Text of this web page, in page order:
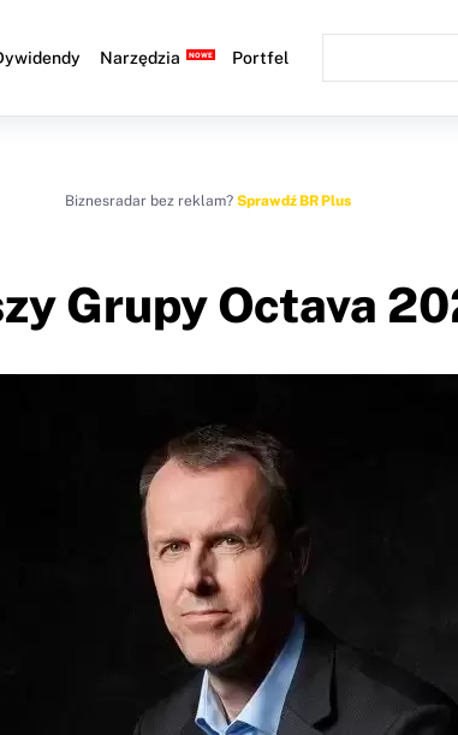
Narzędzia Portfel
Biznesradar bez reklam? Sprawdź BR Plus
Grupy Octava